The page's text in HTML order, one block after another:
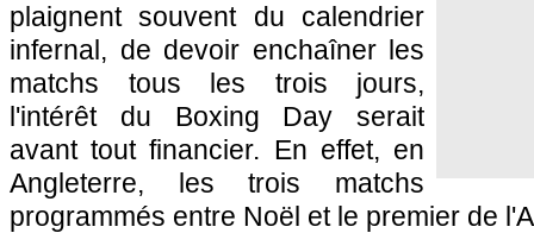
plaignent souvent du calendrier
infernal, de devoir enchaîner les
matchs tous les trois jours,
l'intérêt du Boxing Day serait
avant tout financier. En effet, en
Angleterre, les trois matchs
programmés entre Noël et le premier de